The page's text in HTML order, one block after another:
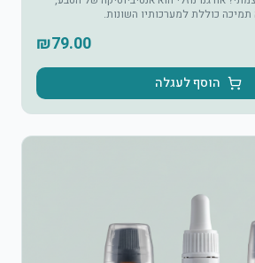
כוללת למערכותיו השונות.
₪79.00
הוסף לעגלה